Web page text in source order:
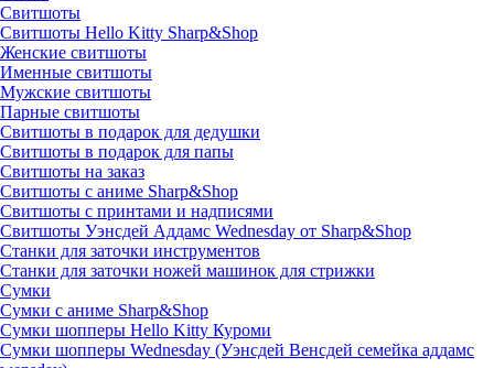
Свитшоты
Cвитшоты Hello Kitty Sharp&Shop
Женские свитшоты
Именные свитшоты
Мужские свитшоты
Парные свитшоты
Свитшоты в подарок для дедушки
Свитшоты в подарок для папы
Свитшоты на заказ
Свитшоты с аниме Sharp&Shop
Свитшоты с принтами и надписями
Свитшоты Уэнсдей Аддамс Wednesday от Sharp&Shop
Станки для заточки инструментов
Станки для заточки ножей машинок для стрижки
Сумки
Сумки с аниме Sharp&Shop
Сумки шопперы Hello Kitty Куроми
Сумки шопперы Wednesday (Уэнсдей Венсдей семейка аддамс